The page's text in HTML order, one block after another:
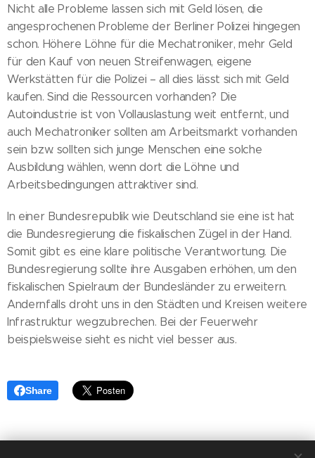
Nicht alle Probleme lassen sich mit Geld lösen, die
angesprochenen Probleme der Berliner Polizei hingegen
schon. Höhere Löhne für die Mechatroniker, mehr Geld
für den Kauf von neuen Streifenwagen, eigene
Werkstätten für die Polizei – all dies lässt sich mit Geld
kaufen. Sind die Ressourcen vorhanden? Die
Autoindustrie ist von Vollauslastung weit entfernt, und
auch Mechatroniker sollten am Arbeitsmarkt vorhanden
sein bzw. sollten sich junge Menschen eine solche
Ausbildung wählen, wenn dort die Löhne und
Arbeitsbedingungen attraktiver sind.
In einer Bundesrepublik wie Deutschland sie eine ist hat
die Bundesregierung die fiskalischen Zügel in der Hand.
Somit gibt es eine klare politische Verantwortung. Die
Bundesregierung sollte ihre Ausgaben erhöhen, um den
fiskalischen Spielraum der Bundesländer zu erweitern.
Andernfalls droht uns in den Städten und Kreisen weitere
Infrastruktur wegzubrechen. Bei der Feuerwehr
beispielsweise sieht es nicht viel besser aus.
Share